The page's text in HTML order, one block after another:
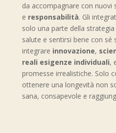
da accompagnare con nuovi
e responsabilità. Gli
solo una parte della
salute e sentirsi bene con sé
integrare innovazione,
reali esigenze individuali,
promesse irrealistiche. Solo
ottenere una longevità non
sana, consapevole e